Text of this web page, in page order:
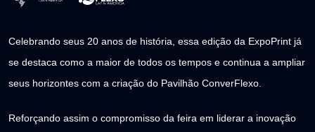
Celebrando seus 20 anos de história, essa edição da ExpoPrint já
se destaca como a maior de todos os tempos e continua a ampliar
seus horizontes com a criação do Pavilhão ConverFlexo.
Reforçando assim o compromisso da feira em liderar a inovação